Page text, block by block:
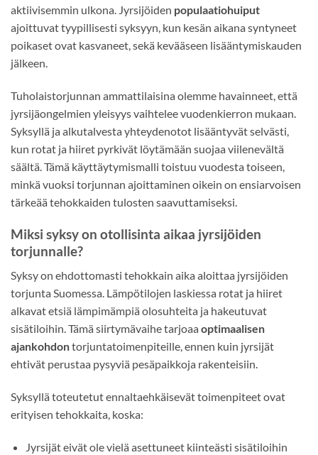
aktiivisemmin ulkona. Jyrsijöiden populaatiohuiput
ajoittuvat tyypillisesti syksyyn, kun kesän aikana syntyneet
poikaset ovat kasvaneet, sekä kevääseen lisääntymiskauden
jälkeen.
Tuholaistorjunnan ammattilaisina olemme havainneet, että
jyrsijäongelmien yleisyys vaihtelee vuodenkierron mukaan.
Syksyllä ja alkutalvesta yhteydenotot lisääntyvät selvästi,
kun rotat ja hiiret pyrkivät löytämään suojaa viilenevältä
säältä. Tämä käyttäytymismalli toistuu vuodesta toiseen,
minkä vuoksi torjunnan ajoittaminen oikein on ensiarvoisen
tärkeää tehokkaiden tulosten saavuttamiseksi.
Miksi syksy on otollisinta aikaa jyrsijöiden
torjunnalle?
Syksy on ehdottomasti tehokkain aika aloittaa jyrsijöiden
torjunta Suomessa. Lämpötilojen laskiessa rotat ja hiiret
alkavat etsiä lämpimämpiä olosuhteita ja hakeutuvat
sisätiloihin. Tämä siirtymävaihe tarjoaa optimaalisen
ajankohdontorjuntatoimenpiteille, ennen kuin jyrsijät
ehtivät perustaa pysyviä pesäpaikkoja rakenteisiin.
Syksyllä toteutetut ennaltaehkäisevät toimenpiteet ovat
erityisen tehokkaita, koska:
Jyrsijät eivät ole vielä asettuneet kiinteästi sisätiloihin